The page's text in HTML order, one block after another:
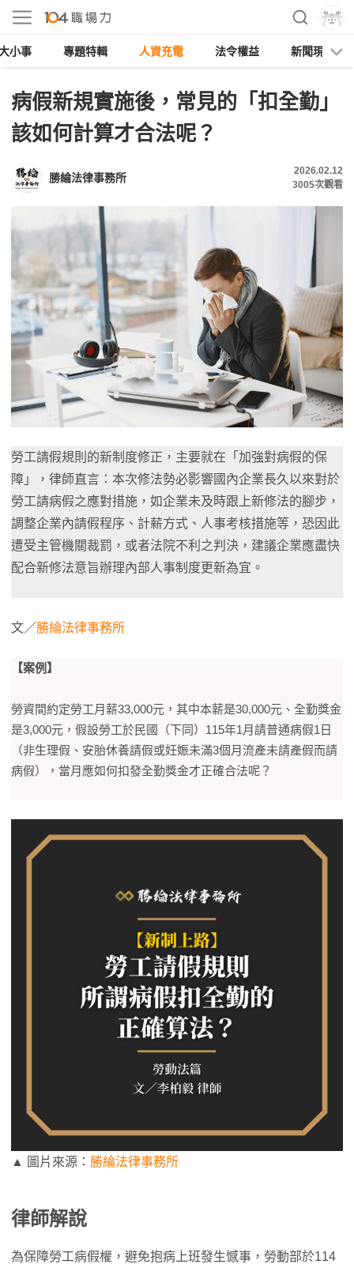
小事 專題特輯 人資充電 法令權益 新聞現場
病假新規實施後，常見的「扣全勤」
該如何計算才合法呢？
勝綸法律事務所
2026.02.12
3005次觀看
勞工請假規則的新制度修正，主要就在「加強對病假的保
障」，律師直言：本次修法勢必影響國內企業長久以來對於
勞工請病假之應對措施，如企業未及時跟上新修法的腳步，
調整企業內請假程序、計薪方式、人事考核措施等，恐因此
遭受主管機關裁罰，或者法院不利之判決，建議企業應盡快
配合新修法意旨辦理內部人事制度更新為宜。
文／勝綸法律事務所
【案例】
勞資間約定勞工月薪33,000元，其中本薪是30,000元、全勤獎金
是3,000元，假設勞工於民國（下同）115年1月請普通病假1日
（非生理假、安胎休養請假或妊娠未滿3個月流產未請產假而請
病假），當月應如何扣發全勤獎金才正確合法呢？
▲ 圖片來源： 勝綸法律事務所
律師解說
為保障勞工病假權，避免抱病上班發生憾事，勞動部於114